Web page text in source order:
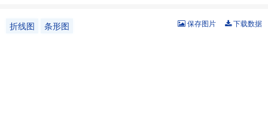
折线图 条形图 下载数据
保存图片